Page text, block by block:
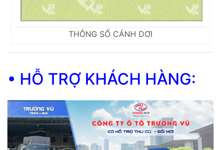
THÔNG SỐ CÁNH DƠI
• HỖ TRỢ KHÁCH HÀNG: